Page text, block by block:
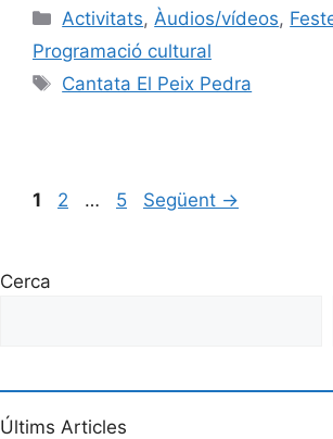
Activitats, Àudios/vídeos,
Programació cultural
Cantata El Peix Pedra
1 2 … 5 Següent →
Cerca
Últims Articles